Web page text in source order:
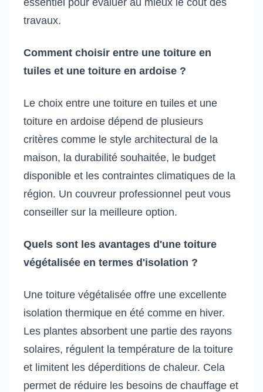
travaux.
Comment choisir entre une toiture en
tuiles et une toiture en ardoise ?
Le choix entre une toiture en tuiles et une
toiture en ardoise dépend de plusieurs
critères comme le style architectural de la
maison, la durabilité souhaitée, le budget
disponible et les contraintes climatiques de la
région. Un couvreur professionnel peut vous
conseiller sur la meilleure option.
Quels sont les avantages d'une toiture
végétalisée en termes d'isolation ?
Une toiture végétalisée offre une excellente
isolation thermique en été comme en hiver.
Les plantes absorbent une partie des rayons
solaires, régulent la température de la toiture
et limitent les déperditions de chaleur. Cela
permet de réduire les besoins de chauffage et